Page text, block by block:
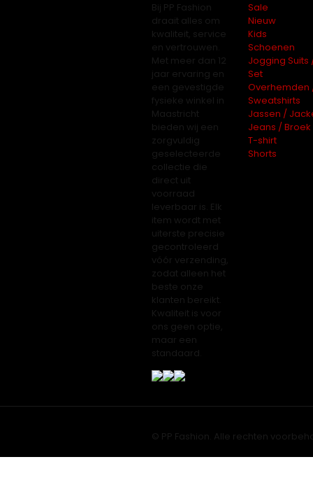
Bij PP Fashion
draait alles om
kwaliteit, service
en vertrouwen.
Met meer dan 12
jaar ervaring en
een gevestigde
fysieke winkel in
Maastricht
bieden wij een
zorgvuldig
geselecteerde
collectie die
direct uit
voorraad
leverbaar is. Elk
item wordt met
uiterste precisie
gecontroleerd
vóór verzending,
zodat alleen het
beste onze
klanten bereikt.
Kwaliteit is voor
ons geen optie,
maar een
standaard.
Sale
Nieuw
Kids
Schoenen
Jogging Suits
Set
Overhemden
Sweatshirts
Jassen /
Jeans / Broek
T-shirt
Shorts
© PP Fashion. Alle rechten